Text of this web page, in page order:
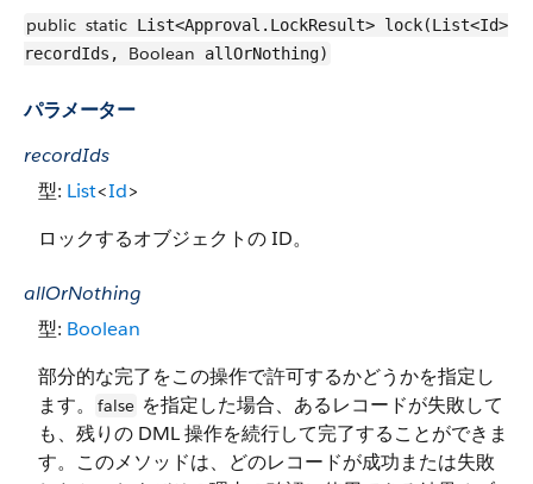
public static List<Approval.LockResult> lock(List<Id>
recordIds, Boolean allOrNothing)
パラメーター
recordIds
型: List<Id>
ロックするオブジェクトの ID。
allOrNothing
型: Boolean
部分的な完了をこの操作で許可するかどうかを指定し
ます。
false を指定した場合、あるレコードが失敗して
も、残りの DML 操作を続行して完了することができま
す。このメソッドは、どのレコードが成功または失敗